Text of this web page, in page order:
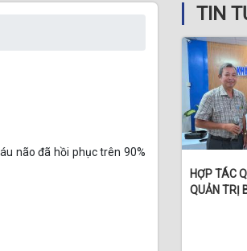
não đã hồi phục trên 90%
TIN
HỢP TÁC
QUẢN TRỊ